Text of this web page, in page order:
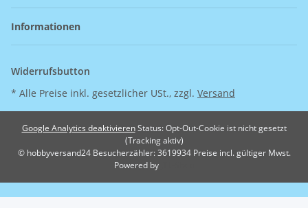
Informationen
Widerrufsbutton
* Alle Preise inkl. gesetzlicher USt., zzgl. Versand
Google Analytics deaktivieren Status: Opt-Out-Cookie ist nicht gesetzt
(Tracking aktiv)
© hobbyversand24Besucherzähler: 3619934 Preise incl. gültiger Mwst.
Powered by